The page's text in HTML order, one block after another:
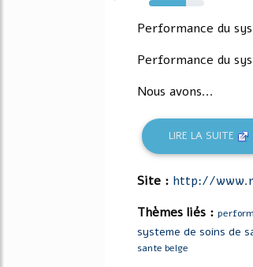
67%
Performance du
Performance du
Nous avons...
LIRE LA SUITE
Site : http://
Thèmes liés :
systeme de soins de
sante belge